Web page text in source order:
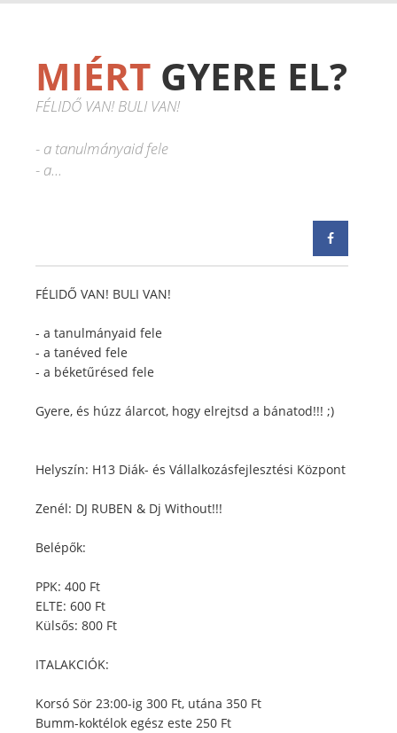
MIÉRT GYERE EL?
FÉLIDŐ VAN! BULI VAN!
- a tanulmányaid fele
- a...
FÉLIDŐ VAN! BULI VAN!
- a tanulmányaid fele
- a tanéved fele
- a béketűrésed fele
Gyere, és húzz álarcot, hogy elrejtsd a bánatod!!! ;)
Helyszín: H13 Diák- és Vállalkozásfejlesztési Központ
Zenél: DJ RUBEN & Dj Without!!!
Belépők:
PPK: 400 Ft
ELTE: 600 Ft
Külsős: 800 Ft
ITALAKCIÓK:
Korsó Sör 23:00-ig 300 Ft, utána 350 Ft
Bumm-koktélok egész este 250 Ft